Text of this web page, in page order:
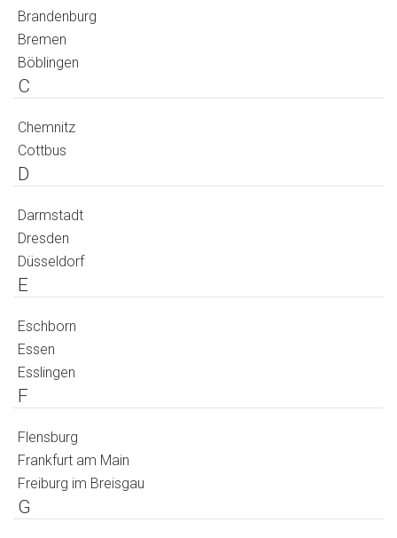
Brandenburg
Bremen
Böblingen
C
Chemnitz
Cottbus
D
Darmstadt
Dresden
Düsseldorf
E
Eschborn
Essen
Esslingen
F
Flensburg
Frankfurt am Main
Freiburg im Breisgau
G